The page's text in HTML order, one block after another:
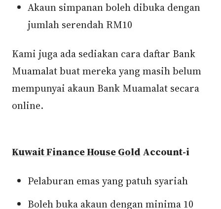
Akaun simpanan boleh dibuka dengan
jumlah serendah RM10
Kami juga ada sediakan cara daftar Bank
Muamalat buat mereka yang masih belum
mempunyai akaun Bank Muamalat secara
online.
Kuwait Finance House Gold Account-i
Pelaburan emas yang patuh syariah
Boleh buka akaun dengan minima 10